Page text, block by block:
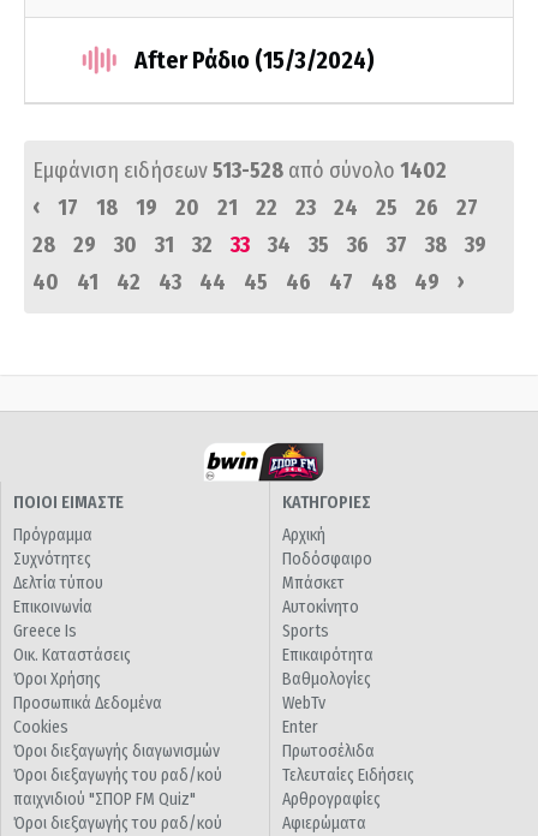
After Ράδιο (15/3/2024)
Εμφάνιση ειδήσεων513-528 από σύνολο 1402
‹
17 18 19 20 21 22 23 24 25 26
27
28
29 30 31 32 33 34 35 36 37 38
39
40
41 42 43 44 45 46 47 48 49 ›
ΠΟΙΟΙ ΕΙΜΑΣΤΕ
Πρόγραμμα
Συχνότητες
Δελτία τύπου
Επικοινωνία
Greece Is
Οικ. Καταστάσεις
Όροι Χρήσης
Προσωπικά Δεδομένα
Cookies
Όροι διεξαγωγής διαγωνισμών
Όροι διεξαγωγής του ραδ/κού
παιχνιδιού "ΣΠΟΡ FM Quiz"
Όροι διεξαγωγής του ραδ/κού
ΚΑΤΗΓΟΡΙΕΣ
Αρχική
Ποδόσφαιρο
Μπάσκετ
Αυτοκίνητο
Sports
Επικαιρότητα
Βαθμολογίες
WebTv
Enter
Πρωτοσέλιδα
Τελευταίες Ειδήσεις
Αρθρογραφίες
Αφιερώματα